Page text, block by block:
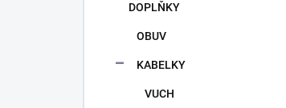
DOPLŇKY
OBUV
KABELKY
VUCH